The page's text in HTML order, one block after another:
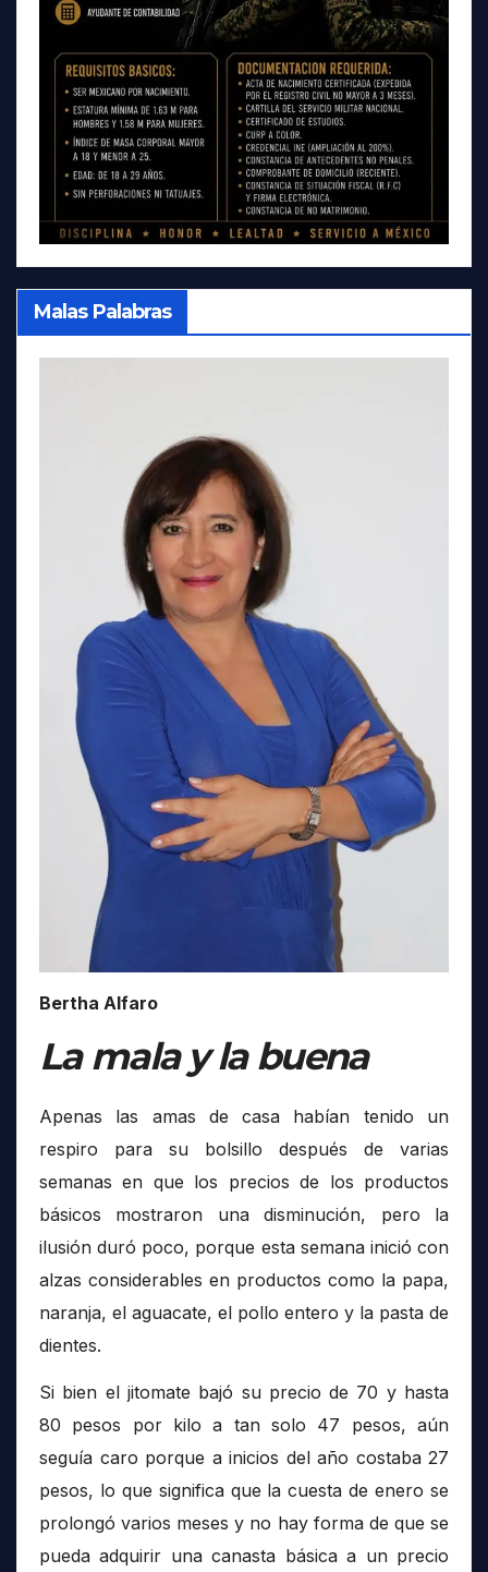
Malas Palabras
Bertha Alfaro
La mala y la buena
Apenas las amas de casa habían tenido un
respiro para su bolsillo después de varias
semanas en que los precios de los productos
básicos mostraron una disminución, pero la
ilusión duró poco, porque esta semana inició con
alzas considerables en productos como la papa,
naranja, el aguacate, el pollo entero y la pasta de
dientes.
Si bien el jitomate bajó su precio de 70 y hasta
80 pesos por kilo a tan solo 47 pesos, aún
seguía caro porque a inicios del año costaba 27
pesos, lo que significa que la cuesta de enero se
prolongó varios meses y no hay forma de que se
pueda adquirir una canasta básica a un precio